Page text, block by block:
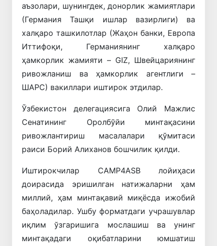
аъзолари, шунингдек, донорлик жамиятлари
(Германия Ташқи ишлар вазирлиги) ва
халқаро ташкилотлар (Жаҳон банки, Европа
Иттифоқи, Германиянинг халқаро
ҳамкорлик жамияти – GIZ, Швейцариянинг
ривожланиш ва ҳамкорлик агентлиги –
ШАРС) вакиллари иштирок этдилар.
Ўзбекистон делегациясига Олий Мажлис
Сенатининг Оролбўйи минтақасини
ривожлантириш масалалари қўмитаси
раиси Борий Алиханов бошчилик қилди.
Иштирокчилар CAMP4ASB лойиҳаси
доирасида эришилган натижаларни ҳам
миллий, ҳам минтақавий миқёсда ижобий
баҳоладилар. Ушбу форматдаги учрашувлар
иқлим ўзгаришига мослашиш ва унинг
минтақадаги оқибатларини юмшатиш